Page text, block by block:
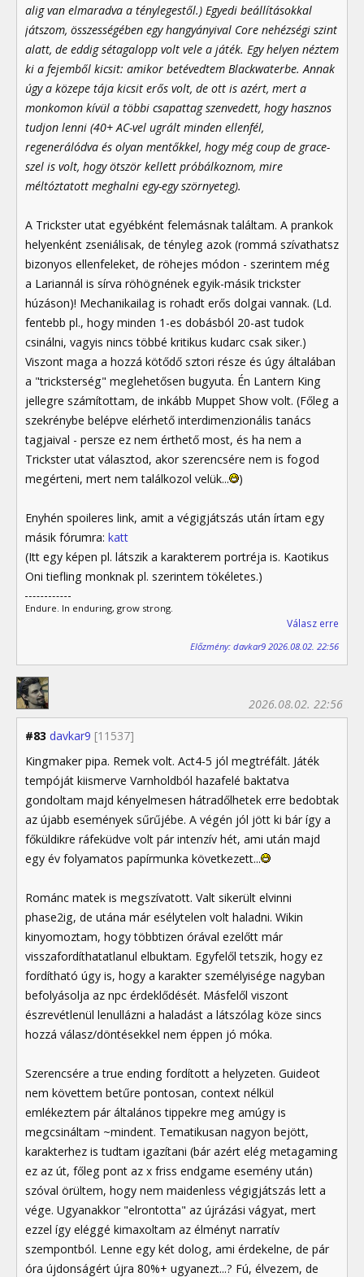
alig van elmaradva a ténylegestől.) Egyedi beállításokkal
játszom, összességében egy hangyányival Core nehézségi szint
alatt, de eddig sétagalopp volt vele a játék. Egy helyen néztem
ki a fejemből kicsit: amikor betévedtem Blackwaterbe. Annak
úgy a közepe tája kicsit erős volt, de ott is azért, mert a
monkomon kívül a többi csapattag szenvedett, hogy hasznos
tudjon lenni (40+ AC-vel ugrált minden ellenfél,
regenerálódva és olyan mentőkkel, hogy még coup de grace-
szel is volt, hogy ötször kellett próbálkoznom, mire
méltóztatott meghalni egy-egy szörnyeteg).
A Trickster utat egyébként felemásnak találtam. A prankok
helyenként zseniálisak, de tényleg azok (rommá szívathatsz
bizonyos ellenfeleket, de röhejes módon - szerintem még
a Lariannál is sírva röhögnének egyik-másik trickster
húzáson)! Mechanikailag is rohadt erős dolgai vannak. (Ld.
fentebb pl., hogy minden 1-es dobásból 20-ast tudok
csinálni, vagyis nincs többé kritikus kudarc csak siker.)
Viszont maga a hozzá kötődő sztori része és úgy általában
a "tricksterség" meglehetősen bugyuta. Én Lantern King
jellegre számítottam, de inkább Muppet Show volt. (Főleg a
szekrénybe belépve elérhető interdimenzionális tanács
tagjaival - persze ez nem érthető most, és ha nem a
Trickster utat választod, akor szerencsére nem is fogod
megérteni, mert nem találkozol velük...
)
Enyhén spoileres link, amit a végigjátszás után írtam egy
másik fórumra: katt
(Itt egy képen pl. látszik a karakterem portréja is. Kaotikus
Oni tiefling monknak pl. szerintem tökéletes.)
Endure. In enduring, grow strong.
Válasz erre
Előzmény: davkar9 2026.08.02. 22:56
#83 davkar9 [11537]
2026.08.02. 22:56
Kingmaker pipa. Remek volt. Act4-5 jól megtréfált. Játék
tempóját kiismerve Varnholdból hazafelé baktatva
gondoltam majd kényelmesen hátradőlhetek erre bedobtak
az újabb események sűrűjébe. A végén jól jött ki bár így a
főküldikre ráfeküdve volt pár intenzív hét, ami után majd
egy év folyamatos papírmunka következett...
Románc matek is megszívatott. Valt sikerült elvinni
phase2ig, de utána már esélytelen volt haladni. Wikin
kinyomoztam, hogy többtizen órával ezelőtt már
visszafordíthatatlanul elbuktam. Egyfelől tetszik, hogy ez
fordítható úgy is, hogy a karakter személyisége nagyban
befolyásolja az npc érdeklődését. Másfelől viszont
észrevétlenül lenullázni a haladást a látszólag köze sincs
hozzá válasz/döntésekkel nem éppen jó móka.
Szerencsére a true ending fordított a helyzeten. Guideot
nem követtem betűre pontosan, context nélkül
emlékeztem pár általános tippekre meg amúgy is
megcsináltam ~mindent. Tematikusan nagyon bejött,
karakterhez is tudtam igazítani (bár azért elég metagaming
ez az út, főleg pont az x friss endgame esemény után)
szóval örültem, hogy nem maidenless végigjátszás lett a
vége. Ugyanakkor "elrontotta" az újrázási vágyat, mert
ezzel így eléggé kimaxoltam az élményt narratív
szempontból. Lenne egy két dolog, ami érdekelne, de pár
óra újdonságért újra 80%+ ugyanezt...? Fú, élvezem, de